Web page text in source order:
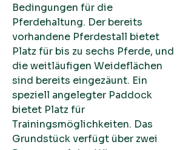
Bedingungen für die
Pferdehaltung. Der bereits
vorhandene Pferdestall bietet
Platz für bis zu sechs Pferde, und
die weitläufigen Weideflächen
sind bereits eingezäunt. Ein
speziell angelegter Paddock
bietet Platz für
Trainingsmöglichkeiten. Das
Grundstück verfügt über zwei